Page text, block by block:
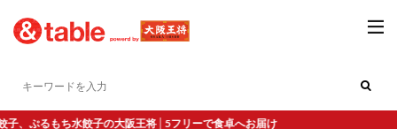
ち水餃子の大阪王将│5フリーで食卓へお届け